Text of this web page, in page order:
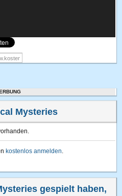
Mysteries
kostenlos anmelden.
gespielt haben,